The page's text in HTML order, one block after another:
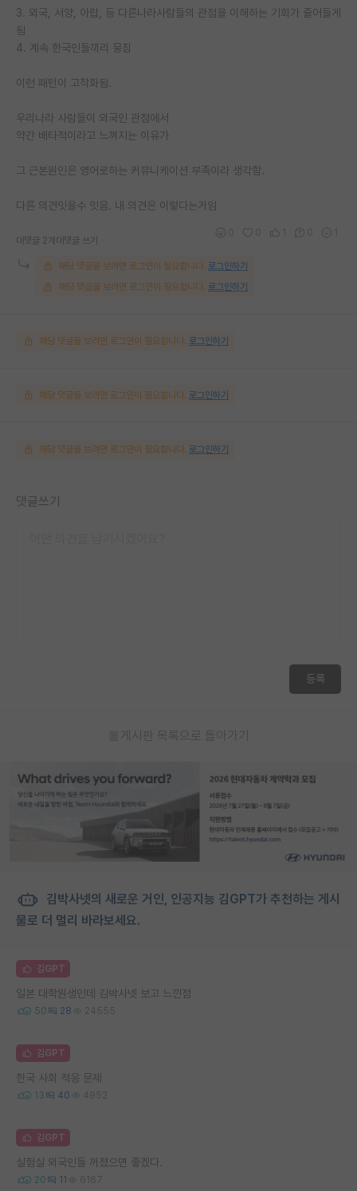
3. 외국, 서양, 아랍, 등 다른나라사람들의 관점을 이해하는 기회가 줄어들게
됨
4. 계속 한국인들끼리 뭉침
이런 패턴이 고착화됨.
우리나라 사람들이 외국인 관점에서
약간 배타적이라고 느껴지는 이유가
그 근본원인은 영어로하는 커뮤니케이션 부족이라 생각함.
다른 의견잇을수 잇음. 내 의견은 이렇다는거임
대댓글 2개 대댓글 쓰기
해당 댓글을 보려면 로그인이 필요합니다. 로그인하기
해당 댓글을 보려면 로그인이 필요합니다. 로그인하기
해당 댓글을 보려면 로그인이 필요합니다. 로그인하기
해당 댓글을 보려면 로그인이 필요합니다. 로그인하기
해당 댓글을 보려면 로그인이 필요합니다. 로그인하기
댓글쓰기
등록
게시판 목록으로 돌아가기
김박사넷의 새로운 거인, 인공지능 김GPT가 추천하는 게시
물로 더 멀리 바라보세요.
김GPT
일본 대학원생인데 김박사넷 보고 느낀점
50 28 24555
김GPT
한국 사회 적응 문제
13 40 4952
김GPT
실험실 외국인들 꺼졌으면 좋겠다.
20 11 6167